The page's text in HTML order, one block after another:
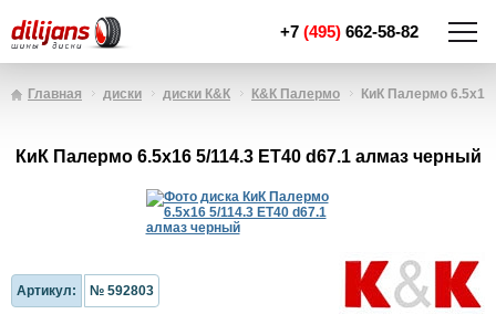
+7 (495) 662-58-82
Главная диски диски К&К К&К Палермо КиК Палермо 6.5x16
КиК Палермо 6.5x16 5/114.3 ET40 d67.1 алмаз черный
Артикул: № 592803